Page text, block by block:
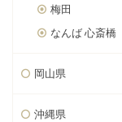
梅田
なんば 心斎橋
岡山県
沖縄県